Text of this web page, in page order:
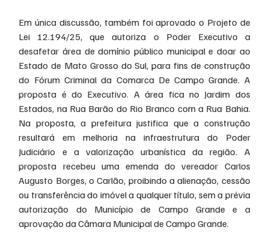
Em única discussão, também foi aprovado o Projeto de
Lei 12.194/25, que autoriza o Poder Executivo a
desafetar área de domínio público municipal e doar ao
Estado de Mato Grosso do Sul, para fins de construção
do Fórum Criminal da Comarca De Campo Grande. A
proposta é do Executivo. A área fica no Jardim dos
Estados, na Rua Barão do Rio Branco com a Rua Bahia.
Na proposta, a prefeitura justifica que a construção
resultará em melhoria na infraestrutura do Poder
Judiciário e a valorização urbanística da região. A
proposta recebeu uma emenda do vereador Carlos
Augusto Borges, o Carlão, proibindo a alienação, cessão
ou transferência do imóvel a qualquer título, sem a prévia
autorização do Município de Campo Grande e a
aprovação da Câmara Municipal de Campo Grande.